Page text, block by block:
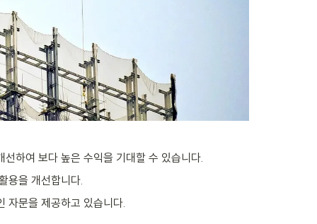
하여 보다 높은 수익을 기대할 수 있습니다.
용을 개선합니다.
자문을 제공하고 있습니다.